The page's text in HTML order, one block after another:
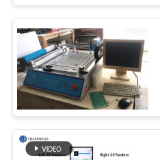
เกี่ยว
กับ
เรา
ทัวร์